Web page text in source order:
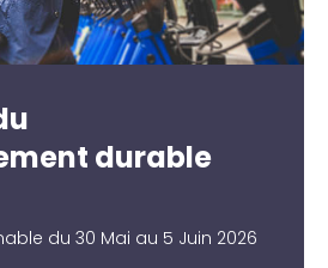
durable
du 30 Mai au 5 Juin 2026